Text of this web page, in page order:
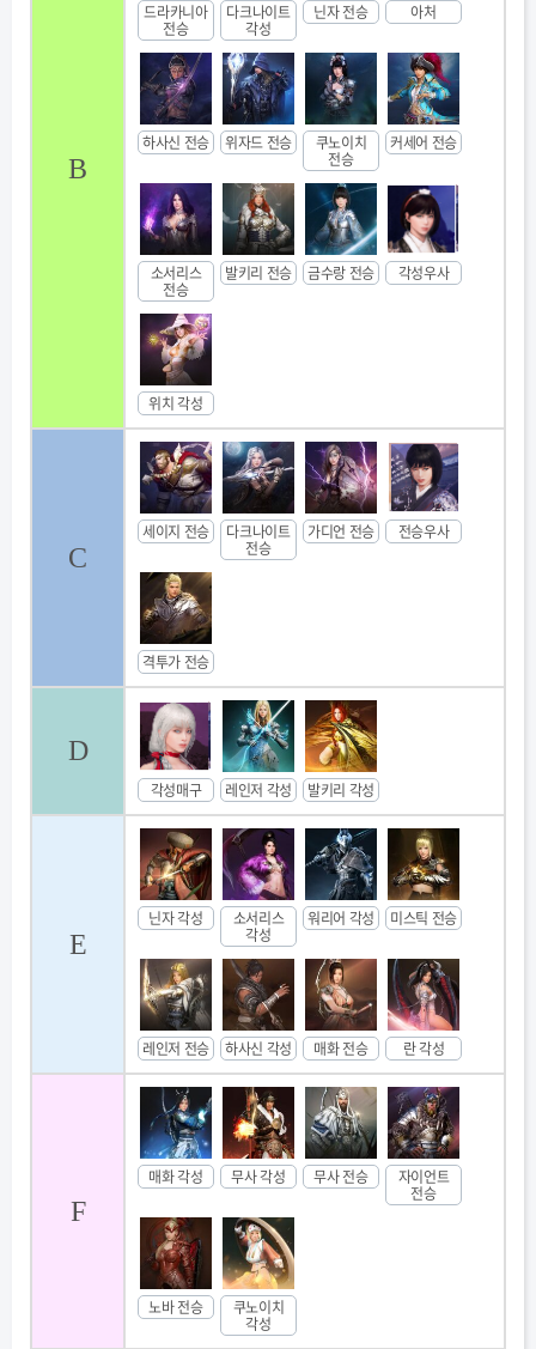
B
드라카니아
전승
다크나이트
각성
닌자 전승 아처
하사신 전승 위자드 전승 쿠노이치
전승
커세어 전승
소서리스
전승
발키리 전승 금수랑 전승 각성우사
위치 각성
C
세이지 전승 다크나이트
전승
가디언 전승 전승우사
격투가 전승
D
각성매구 레인저 각성 발키리 각성
E
닌자 각성 소서리스
각성
워리어 각성 미스틱 전승
레인저 전승 하사신 각성 매화 전승 란 각성
F
매화 각성 무사 각성 무사 전승 자이언트
전승
노바 전승 쿠노이치
각성